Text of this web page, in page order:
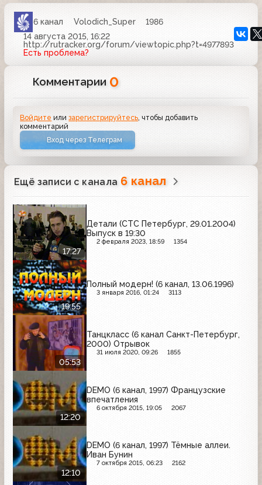
6 канал Volodich_Super
1986
14 августа 2015, 16:22
http://rutracker.org/forum/viewtopic.php?t=4977893
Есть проблема?
Комментарии 0
Войдите илизарегистрируйтесь , чтобы добавить
комментарий
Вход через Телеграм
Ещё записи с канала 6 канал
17:27
Детали (СТС Петербург, 29.01.2004)
Выпуск в 19:30
2 февраля 2023, 18:59 1354
19:55
Полный модерн! (6 канал, 13.06.1996)
3 января 2016, 01:24 3113
05:53
Танцкласс (6 канал Санкт-Петербург,
2000) Отрывок
31 июля 2020, 09:26 1855
12:20
DEMO (6 канал, 1997) Французские
впечатления
6 октября 2015, 19:05 2067
12:10
DEMO (6 канал, 1997) Тёмные аллеи.
Иван Бунин
7 октября 2015, 06:23 2162